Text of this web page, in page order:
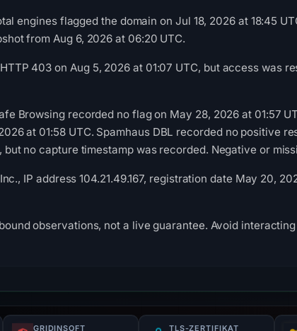
engines flagged the domain on Jul 18, 2026 at 18:45
from Aug 6, 2026 at 06:20 UTC.
403 on Aug 5, 2026 at 01:07 UTC, but access was
Browsing recorded no flag on May 28, 2026 at 01:57
at 01:58 UTC. Spamhaus DBL recorded no positive
but no capture timestamp was recorded. Negative or
IP address 104.21.49.167, registration date May 20,
observations, not a live guarantee. Avoid
GRIDINSOFT TLS-ZERTIFIKAT